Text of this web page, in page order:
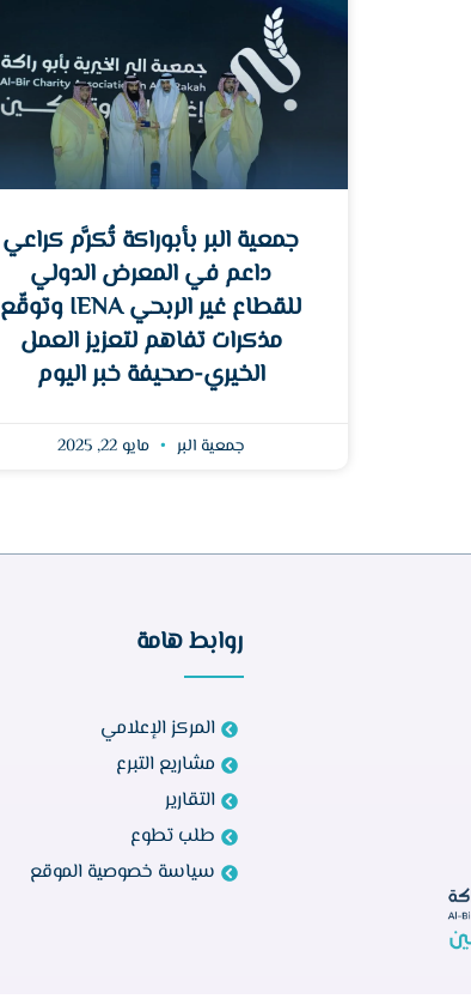
جمعية البر بأبوراكة تُكرَّم كراعي
داعم في المعرض الدولي
للقطاع غير الربحي IENA وتوقّع
مذكرات تفاهم لتعزيز العمل
الخيري-صحيفة خبر اليوم
جمعية البر مايو 22, 2025
روابط هامة
المركز الإعلامي
مشاريع التبرع
التقارير
طلب تطوع
سياسة خصوصية الموقع